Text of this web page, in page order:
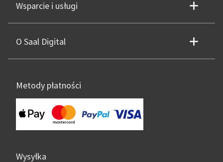
Wsparcie i usługi
O Saal Digital
Metody płatności
Wysyłka